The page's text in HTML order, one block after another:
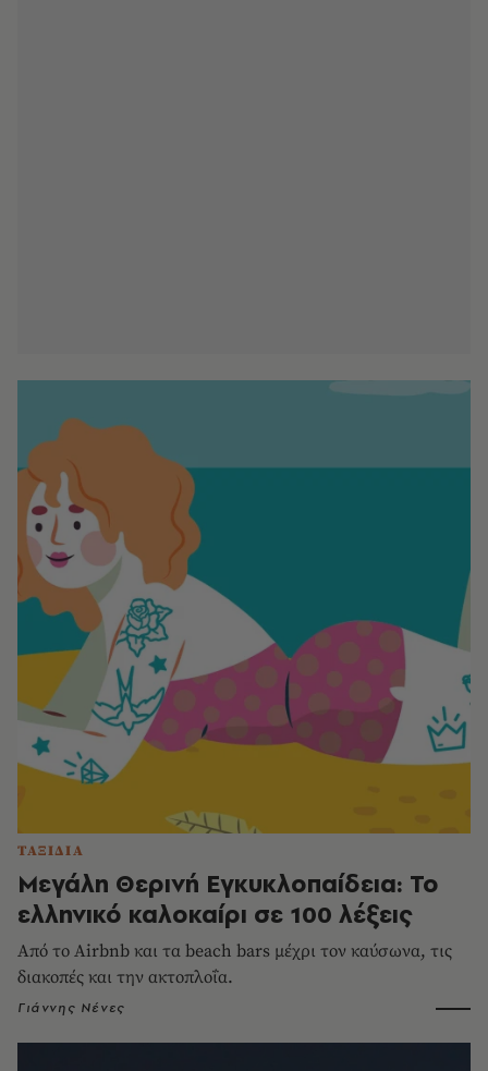
ΤΑΞΙΔΙΑ
Μεγάλη Θερινή Εγκυκλοπαίδεια: Το
ελληνικό καλοκαίρι σε 100 λέξεις
Από το Airbnb και τα beach bars μέχρι τον καύσωνα, τις
διακοπές και την ακτοπλοΐα.
Γιάννης Νένες